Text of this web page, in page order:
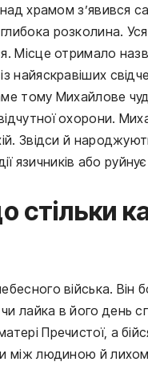
храмом з’явився
розколина.
Місце отримало
найяскравіших
тому Михайлове
охорони.
Звідси й
або руйнує
війська. Він
лайка в його день
Пречистої, а
між людиною й